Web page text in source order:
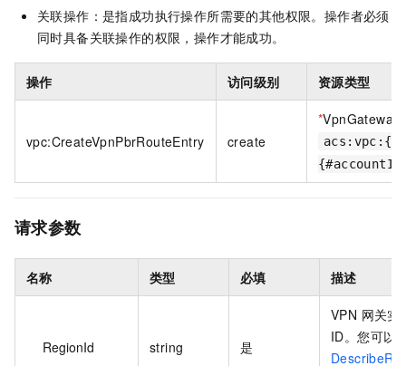
关联操作：是指成功执行操作所需要的其他权限。操作者必须
同时具备关联操作的权限，操作才能成功。
操作 访问级别 资源类型
vpc:CreateVpnPbrRouteEntry create
*VpnGateway
请求参数
名称 类型 必填 描述
RegionId string 是
VPN 网关实
ID。您可以